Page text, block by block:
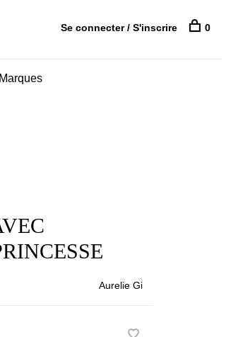
Marques
Se connecter / S'inscrire 0
Aurelie Gi